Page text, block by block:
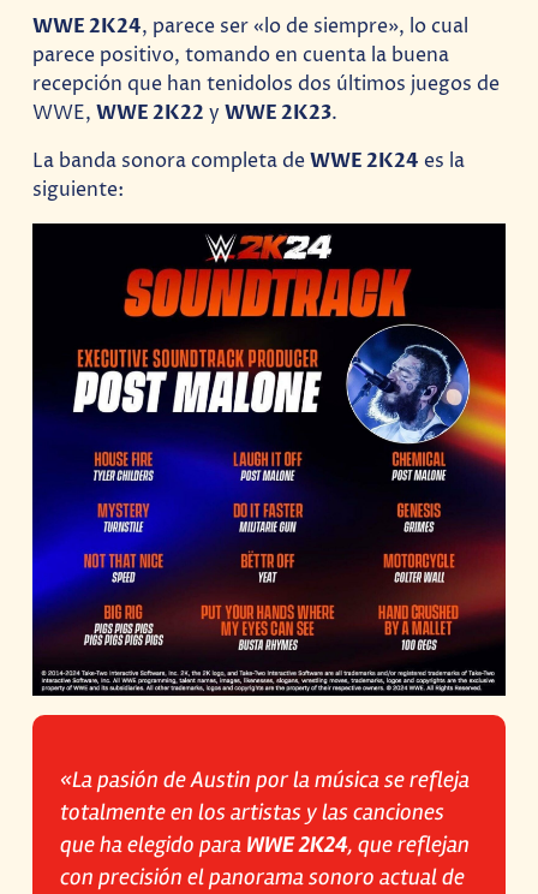
WWE 2K24, parece ser «lo de siempre», lo cual
parece positivo, tomando en cuenta la buena
recepción que han tenidolos dos últimos juegos de
WWE,WWE 2K22 yWWE 2K23.
La banda sonora completa deWWE 2K24 es la
siguiente:
«La pasión de Austin por la música se refleja
totalmente en los artistas y las canciones
que ha elegido para WWE 2K24, que reflejan
con precisión el panorama sonoro actual de